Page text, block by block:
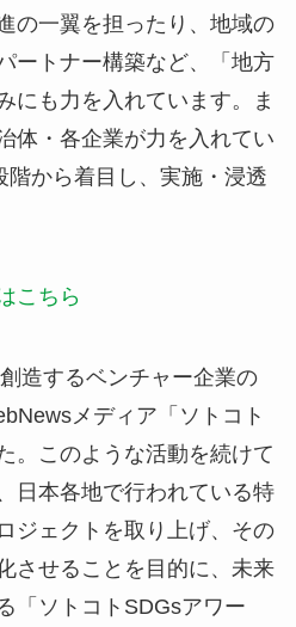
の一翼を担ったり、地域の
ートナー構築など、「地方
にも力を入れています。ま
体・各企業が力を入れてい
階から着目し、実施・浸透
こちら
造するベンチャー企業の
メディア「ソトコト
。このような活動を続けて
日本各地で行われている特
ジェクトを取り上げ、その
させることを目的に、未来
「ソトコトSDGsアワー